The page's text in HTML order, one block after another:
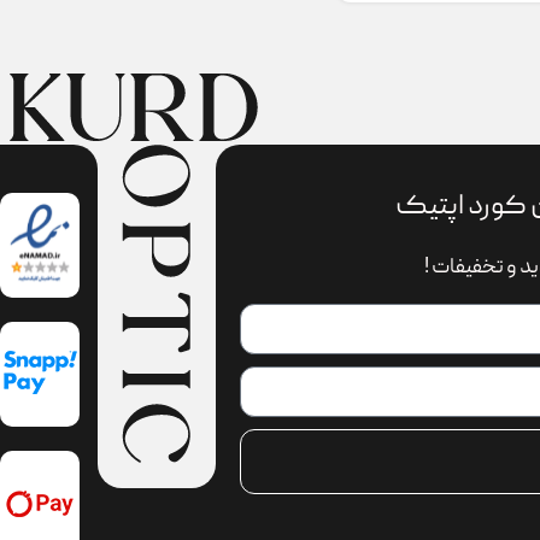
کورد اپتیک
و تخفیفات !